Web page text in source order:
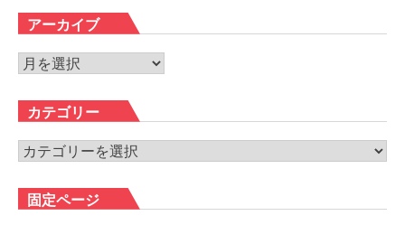
アーカイブ
ア
カ
イ
ブ
カテゴリー
カ
ゴ
リ
固定ページ